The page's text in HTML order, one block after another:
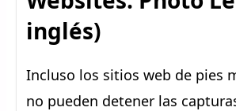
inglés)
Incluso los sitios web de pies
no pueden detener las